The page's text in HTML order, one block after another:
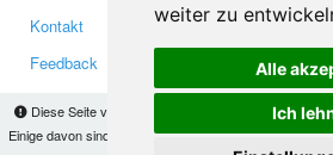
weiter zu
Alle
Ich
Diese Seite verwendet Cookies, um Informationen
Einige davon sind notwendig, damit unsere Seite
Kontakt
Feedback